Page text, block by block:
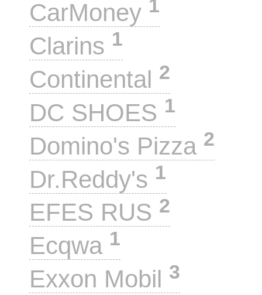
CarMoney 1
Clarins 1
Continental 2
DC SHOES 1
Domino's Pizza 2
Dr.Reddy's 1
EFES RUS 2
Ecqwa 1
Exxon Mobil 3